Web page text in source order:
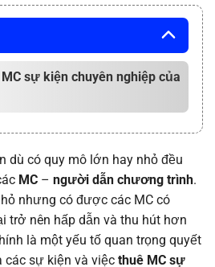
sự kiện chuyên nghiệp của
dù có quy mô lớn hay nhỏ đều
MC – người dẫn chương trình.
nhưng có được các MC có
trở nên hấp dẫn và thu hút hơn
là một yếu tố quan trọng quyết
các sự kiện và việc thuê MC sự